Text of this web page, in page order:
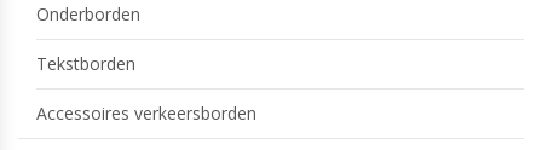
Onderborden
Tekstborden
Accessoires verkeersborden